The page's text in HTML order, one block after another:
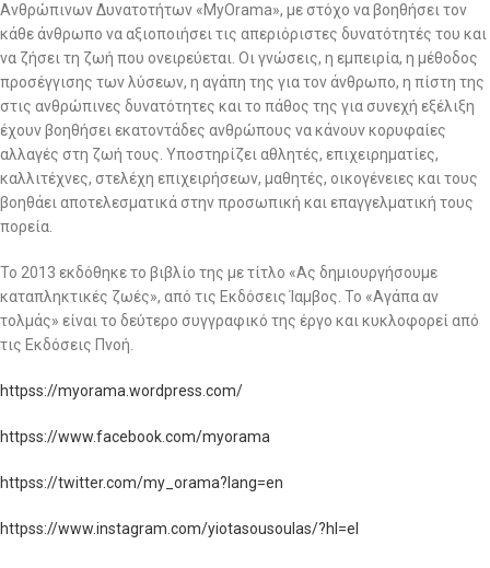
Ανθρώπινων Δυνατοτήτων «MyOrama», με στόχο να βοηθήσει τον
κάθε άνθρωπο να αξιοποιήσει τις απεριόριστες δυνατότητές του και
να ζήσει τη ζωή που ονειρεύεται. Οι γνώσεις, η εμπειρία, η μέθοδος
προσέγγισης των λύσεων, η αγάπη της για τον άνθρωπο, η πίστη της
στις ανθρώπινες δυνατότητες και το πάθος της για συνεχή εξέλιξη
έχουν βοηθήσει εκατοντάδες ανθρώπους να κάνουν κορυφαίες
αλλαγές στη ζωή τους. Υποστηρίζει αθλητές, επιχειρηματίες,
καλλιτέχνες, στελέχη επιχειρήσεων, μαθητές, οικογένειες και τους
βοηθάει αποτελεσματικά στην προσωπική και επαγγελματική τους
πορεία.
Το 2013 εκδόθηκε το βιβλίο της με τίτλο «Ας δημιουργήσουμε
καταπληκτικές ζωές», από τις Εκδόσεις Ίαμβος. Το «Αγάπα αν
τολμάς» είναι το δεύτερο συγγραφικό της έργο και κυκλοφορεί από
τις Εκδόσεις Πνοή.
httpss://myorama.wordpress.com/
httpss://www.facebook.com/myorama
httpss://twitter.com/my_orama?lang=en
httpss://www.instagram.com/yiotasousoulas/?hl=el